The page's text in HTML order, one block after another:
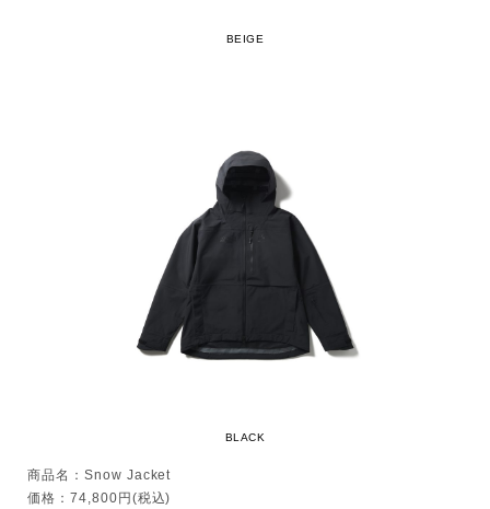
BEIGE
BLACK
商品名：Snow Jacket
価格：74,800円(税込)